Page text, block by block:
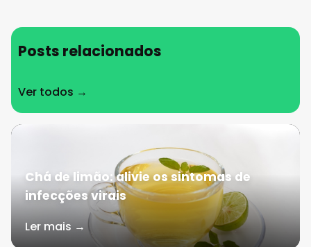
Posts relacionados
Ver todos →
Chá de limão: alivie os sintomas de
infecções virais
Ler mais →